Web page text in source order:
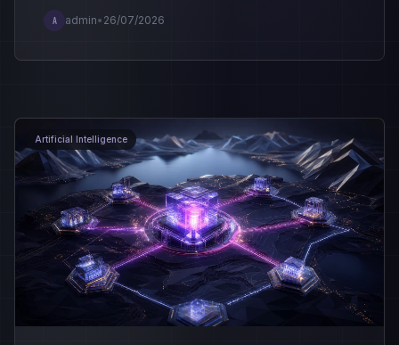
A admin• 26/07/2026
Artificial Intelligence